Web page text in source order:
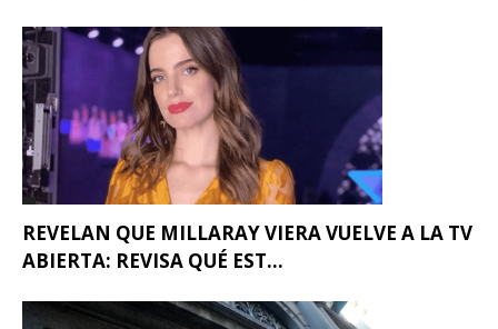
REVELAN QUE MILLARAY VIERA VUELVE A LA TV
ABIERTA: REVISA QUÉ EST...